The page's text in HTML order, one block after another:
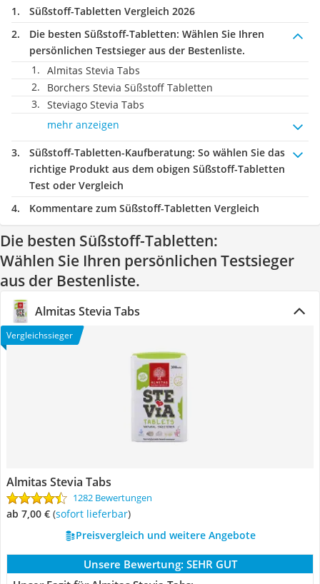
Süßstoff-Tabletten Vergleich 2026
Die besten Süßstoff-Tabletten: Wählen Sie Ihren
persönlichen Testsieger aus der Bestenliste.
Almitas Stevia Tabs
Borchers Stevia Süßstoff Tabletten
Steviago Stevia Tabs
mehr anzeigen
Süßstoff-Tabletten-Kaufberatung: So wählen Sie das
richtige Produkt aus dem obigen Süßstoff-Tabletten
Test oder Vergleich
Kommentare zum Süßstoff-Tabletten Vergleich
Die besten Süßstoff-Tabletten:
Wählen Sie Ihren persönlichen Testsieger
aus der Bestenliste.
Almitas Stevia Tabs
Vergleichssieger
Almitas Stevia Tabs
1282 Bewertungen
ab 7,00 € ( Sofort lieferbar)
Preisvergleich und weitere Angebote
Unsere Bewertung: SEHR GUT